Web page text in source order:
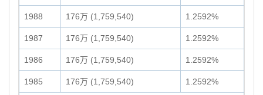
1988 176万 (1,759,540) 1.2592%
1987 176万 (1,759,540) 1.2592%
1986 176万 (1,759,540) 1.2592%
1985 176万 (1,759,540) 1.2592%